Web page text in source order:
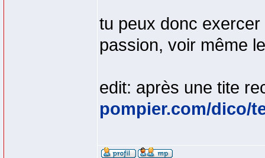
tu peux donc
passion, voir même
edit: après une tite
pompier.com/dico/